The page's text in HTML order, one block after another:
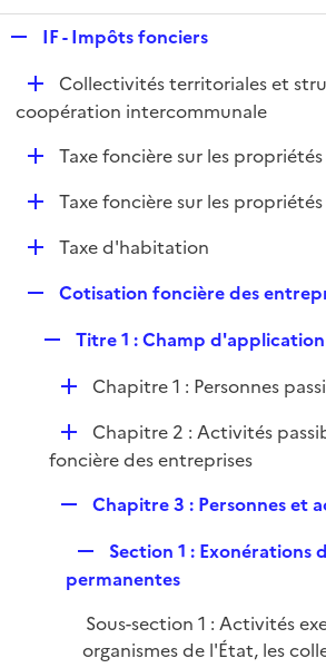
p
l
i
e
r
IF - Impôts fonciers
D
é
Collectivités territoriales et
coopération intercommunale
DTaxe foncière sur les
D
e
Taxe foncière sur les
D
p
Taxe d'habitation
p
r
Cotisation foncière des
p
l
i
e
r
Titre 1 : Champ d'application
D
l
r
Chapitre 1 : Personnes
D
é
r
Chapitre 2 : Activités
foncière des entreprises
p
l
e
Chapitre 3 : Personnes et
e
l
i
Section 1 : Exonérations
permanentes
Sous-section 1 : Activités
organismes de l'État, les